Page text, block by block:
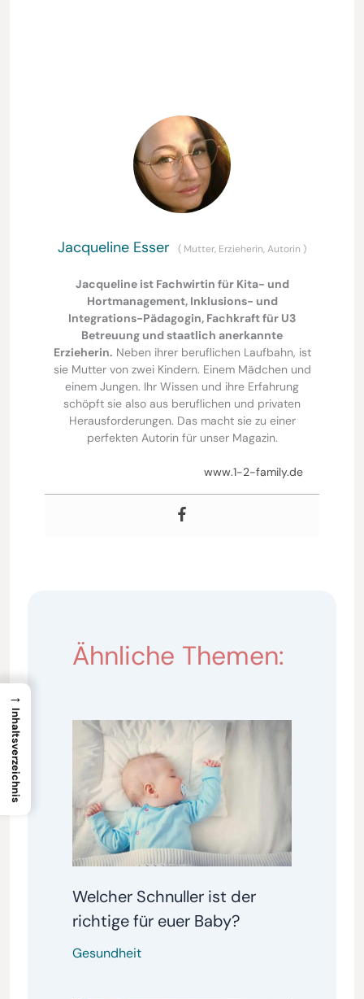
Jacqueline Esser ( Mutter, Erzieherin, Autorin )
Jacqueline ist Fachwirtin für Kita- und
Hortmanagement, Inklusions- und
Integrations-Pädagogin, Fachkraft für U3
Betreuung und staatlich anerkannte
Erzieherin. Neben ihrer beruflichen Laufbahn, ist
sie Mutter von zwei Kindern. Einem Mädchen und
einem Jungen. Ihr Wissen und ihre Erfahrung
schöpft sie also aus beruflichen und privaten
Herausforderungen. Das macht sie zu einer
perfekten Autorin für unser Magazin.
www.1-2-family.de
Ähnliche Themen:
Welcher Schnuller ist der
richtige für euer Baby?
Gesundheit
→
Inhaltsverzeichnis